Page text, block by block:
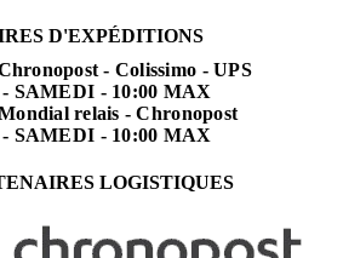
D'EXPÉDITIONS
- Colissimo - UPS
SAMEDI - 10:00 MAX
relais - Chronopost
SAMEDI - 10:00 MAX
LOGISTIQUES